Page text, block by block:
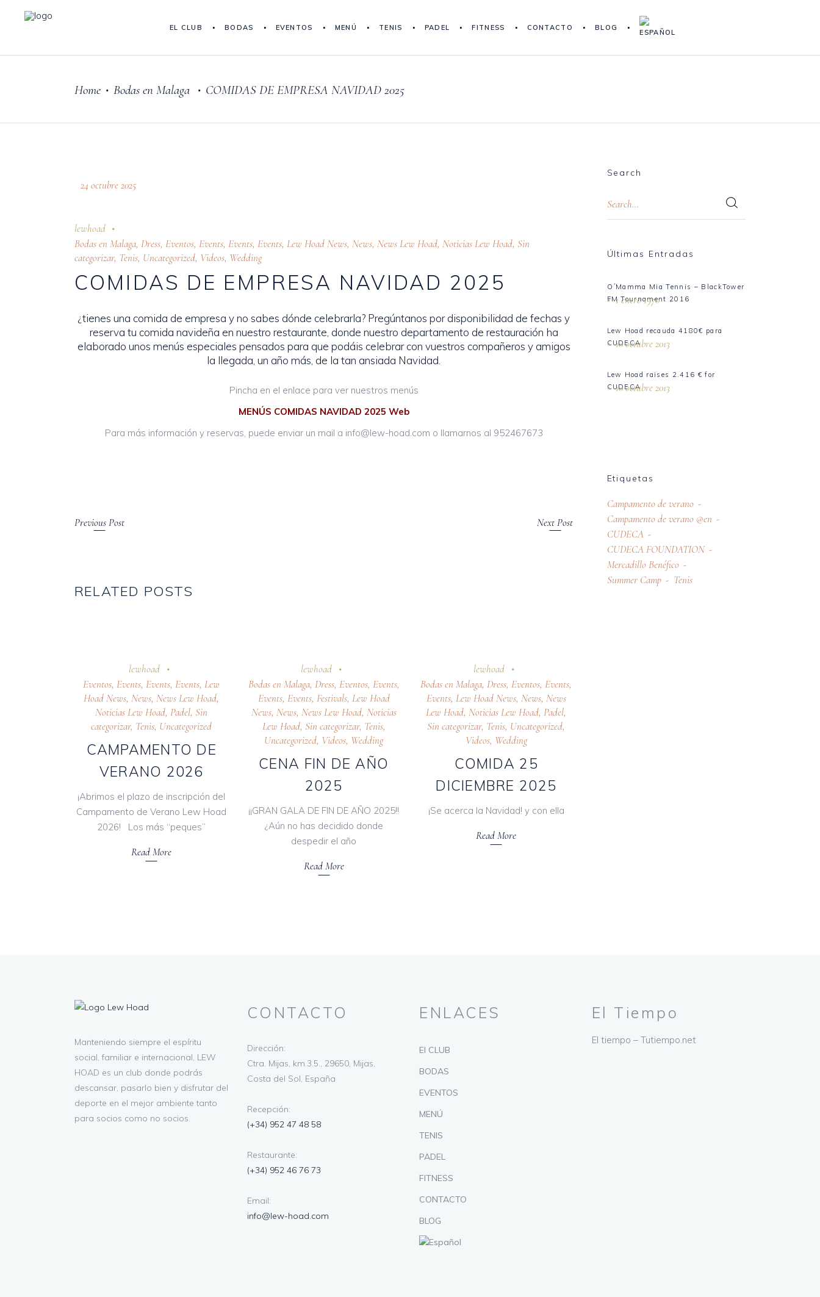
EL CLUB BODAS EVENTOS MENÚ TENIS PADEL FITNESS CONTACTO BLOG
Home • Bodas en Malaga • COMIDAS DE EMPRESA NAVIDAD 2025
24 octubre 2025
lewhoad
Bodas en Malaga, Dress, Eventos, Events, Events, Events, Lew Hoad News, News, News Lew Hoad, Noticias Lew Hoad, Sin
categorizar, Tenis, Uncategorized, Videos, Wedding
COMIDAS DE EMPRESA NAVIDAD 2025
¿tienes una comida de empresa y no sabes dónde celebrarla? Pregúntanos por disponibilidad de fechas y
reserva tu comida navideña en nuestro restaurante, donde nuestro departamento de restauración ha
elaborado unos menús especiales pensados para que podáis celebrar con vuestros compañeros y amigos
la llegada, un año más, de la tan ansiada Navidad.
Pincha en el enlace para ver nuestros menús
MENÚS COMIDAS NAVIDAD 2025 Web
Para más información y reservas, puede enviar un mail a info@lew-hoad.com o llamarnos al 952467673
Previous Post Next Post
RELATED POSTS
lewhoad
Eventos,Events,Events,Events,Lew
Hoad News,News,News Lew Hoad,
Noticias Lew Hoad,Padel, Sin
categorizar, Tenis, Uncategorized
CAMPAMENTO DE
VERANO 2026
¡Abrimos el plazo de inscripción del
Campamento de Verano Lew Hoad
2026! Los más “peques”
Read More
lewhoad
Bodas en Malaga, Dress, Eventos, Events,
Events, Events, Festivals, Lew Hoad
News, News, News Lew Hoad, Noticias
Lew Hoad, Sin categorizar, Tenis,
Uncategorized, Videos, Wedding
CENA FIN DE AÑO
2025
¡¡GRAN GALA DE FIN DE AÑO 2025!!
¿Aún no has decidido donde
despedir el año
Read More
lewhoad
Bodas en Malaga,Dress,Eventos,Events,
Events, Lew Hoad News, News, News
Lew Hoad,Noticias Lew Hoad,Padel,
Sin categorizar, Tenis, Uncategorized,
Videos, Wedding
COMIDA 25
DICIEMBRE 2025
¡Se acerca la Navidad! y con ella
Read More
Search
Últimas Entradas
O´Mamma Mia Tennis – BlackTower
FM Tournament 2016
1 enero 1970
Lew Hoad recauda 4180€ para
CUDECA
10 octubre 2013
Lew Hoad raises 2.416 € for
CUDECA
10 octubre 2013
Etiquetas
Campamento de verano
Campamento de verano @en
CUDECA
CUDECA FOUNDATION
Mercadillo Benéfico
Summer Camp
Tenis
Manteniendo siempre el espíritu
social, familiar e internacional, LEW
HOAD es un club donde podrás
descansar, pasarlo bien y disfrutar del
deporte en el mejor ambiente tanto
para socios como no socios.
CONTACTO
Dirección:
Ctra. Mijas, km.3.5., 29650, Mijas,
Costa del Sol, España
Recepción:
(+34) 952 47 48 58
Restaurante:
(+34) 952 46 76 73
Email:
info@lew-hoad.com
ENLACES
El CLUB
BODAS
EVENTOS
MENÚ
TENIS
PADEL
FITNESS
CONTACTO
BLOG
El Tiempo
El tiempo – Tutiempo.net